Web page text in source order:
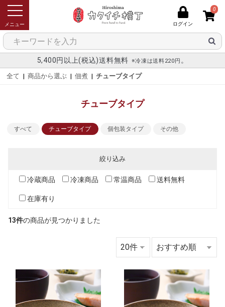
ログイン
0
5,400円以上(税込)送料無料 ※冷凍は送料220円 。
全て | 商品から選ぶ | 佃煮 | チューブタイプ
チューブタイプ
すべて チューブタイプ 個包装タイプ その他
絞り込み
冷蔵商品 冷凍商品 常温商品 送料無料
在庫有り
13件の商品が見つかりました
メニュー